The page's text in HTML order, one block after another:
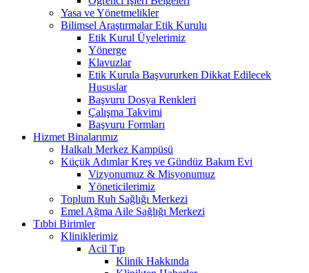
Yasa ve Yönetmelikler
Bilimsel Araştırmalar Etik Kurulu
Etik Kurul Üyelerimiz
Yönerge
Klavuzlar
Etik Kurula Başvururken Dikkat Edilecek
Hususlar
Başvuru Dosya Renkleri
Çalışma Takvimi
Başvuru Formları
Hizmet Binalarımız
Halkalı Merkez Kampüsü
Küçük Adımlar Kreş ve Gündüz Bakım Evi
Vizyonumuz & Misyonumuz
Yöneticilerimiz
Toplum Ruh Sağlığı Merkezi
Emel Ağma Aile Sağlığı Merkezi
Tıbbi Birimler
Kliniklerimiz
Acil Tıp
Klinik Hakkında